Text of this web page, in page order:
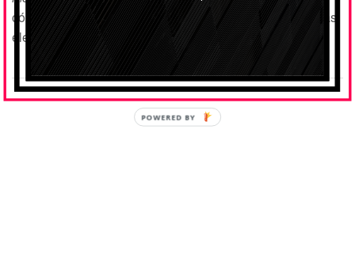
cómo conseguir el huerto más fértil, las producciones más
elevadas y sabrosas de
hortalizas y ensaladas
POWERED BY